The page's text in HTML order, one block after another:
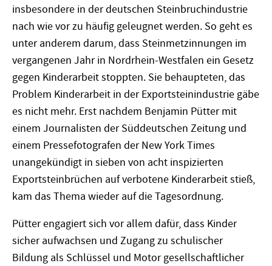
insbesondere in der deutschen Steinbruchindustrie
nach wie vor zu häufig geleugnet werden. So geht es
unter anderem darum, dass Steinmetzinnungen im
vergangenen Jahr in Nordrhein-Westfalen ein Gesetz
gegen Kinderarbeit stoppten. Sie behaupteten, das
Problem Kinderarbeit in der Exportsteinindustrie gäbe
es nicht mehr. Erst nachdem Benjamin Pütter mit
einem Journalisten der Süddeutschen Zeitung und
einem Pressefotografen der New York Times
unangekündigt in sieben von acht inspizierten
Exportsteinbrüchen auf verbotene Kinderarbeit stieß,
kam das Thema wieder auf die Tagesordnung.
Pütter engagiert sich vor allem dafür, dass Kinder
sicher aufwachsen und Zugang zu schulischer
Bildung als Schlüssel und Motor gesellschaftlicher